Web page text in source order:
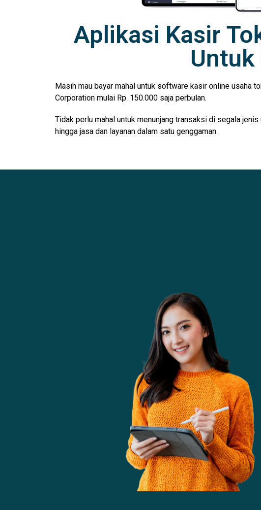
Aplikasi Kasir
Untuk
Masih mau bayar mahal untuk software kasir online usaha
Corporation mulai Rp. 150.000 saja perbulan.
Tidak perlu mahal untuk menunjang transaksi di segala
hingga jasa dan layanan dalam satu genggaman.